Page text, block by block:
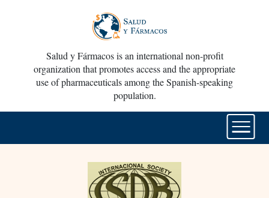
Salud y Fármacos is an international non-profit
organization that promotes access and the appropriate
use of pharmaceuticals among the Spanish-speaking
population.